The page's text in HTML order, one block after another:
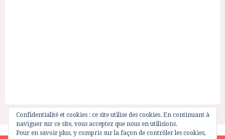
Confidentialité et cookies : ce site utilise des cookies. En continuant à
naviguer sur ce site, vous acceptez que nous en utilisions.
Pour en savoir plus, y compris sur la façon de contrôler les cookies,